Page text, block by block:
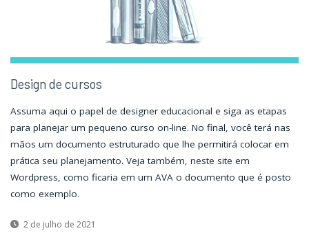
Design de cursos
Assuma aqui o papel de designer educacional e siga as etapas
para planejar um pequeno curso on-line. No final, você terá nas
mãos um documento estruturado que lhe permitirá colocar em
prática seu planejamento. Veja também, neste site em
Wordpress, como ficaria em um AVA o documento que é posto
como exemplo.
2 de julho de 2021